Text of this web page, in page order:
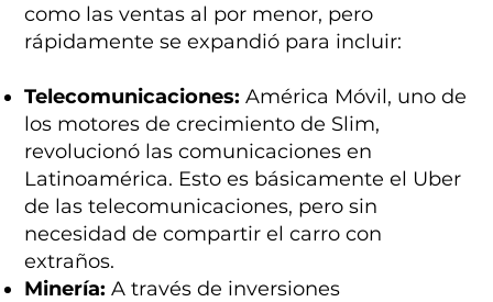
como las ventas al por menor, pero
rápidamente se expandió para incluir:
Telecomunicaciones: América Móvil, uno de
los motores de crecimiento de Slim,
revolucionó las comunicaciones en
Latinoamérica. Esto es básicamente el Uber
de las telecomunicaciones, pero sin
necesidad de compartir el carro con
extraños.
Minería: A través de inversiones